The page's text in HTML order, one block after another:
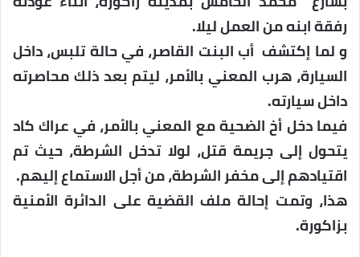
رفقة ابنه من العمل ليلا.
و لما إكتشف أب البنت القاصر، في حالة تلبس، داخل
السيارة، هرب المعني بالأمر، ليتم بعد ذلك محاصرته
داخل سيارته.
فيما دخل أخ الضحية مع المعني بالأمر، في عراك كاد
يتحول إلى جريمة قتل، لولا تدخل الشرطة، حيث تم
اقتيادهم إلى مخفر الشرطة، من أجل الاستماع إليهم.
هذا، وتمت إحالة ملف القضية على الدائرة الأمنية
بزاكورة.